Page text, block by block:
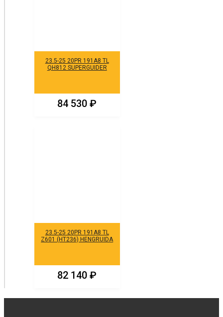
23.5-25 20PR 191A8 TL
QH812 SUPERGUIDER
84 530₽
23.5-25 20PR 191A8 TL
Z601 (HT236) HENGRUIDA
82 140₽